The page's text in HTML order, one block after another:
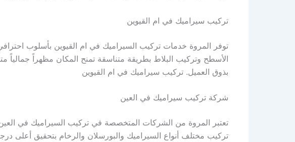
تركيب سيراميك في ام القيوين
توفر المروة خدمات تركيب السيراميك في ام القيوين بأسلوب
الأسطح وتركيب البلاط بطريقة متناسقة تمنح المكان مظهراً
بذوق العميل. تركيب سيراميك في ام القيوين
شركة تركيب سيراميك في العين
تعتبر المروة من الشركات المتخصصة في تركيب السيراميك في
تركيب مختلف أنواع السيراميك والبورسلان والرخام بتحقيق أعلى